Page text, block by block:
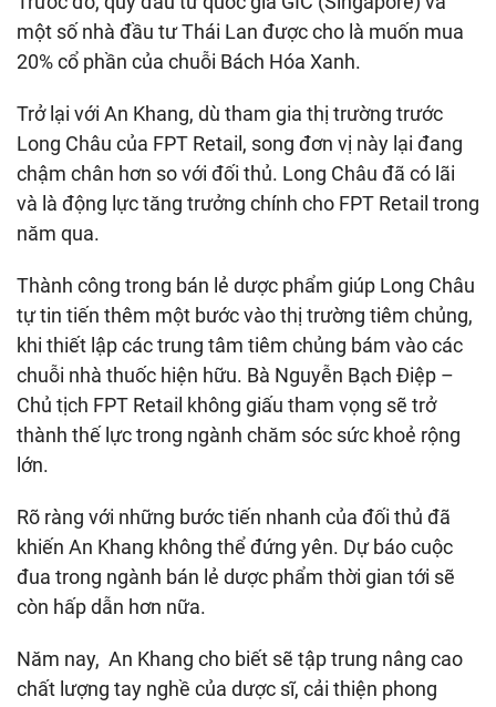
một số nhà đầu tư Thái Lan được cho là muốn mua
20% cổ phần của chuỗi Bách Hóa Xanh.
Trở lại với An Khang, dù tham gia thị trường trước
Long Châu của FPT Retail, song đơn vị này lại đang
chậm chân hơn so với đối thủ. Long Châu đã có lãi
và là động lực tăng trưởng chính cho FPT Retail trong
năm qua.
Thành công trong bán lẻ dược phẩm giúp Long Châu
tự tin tiến thêm một bước vào thị trường tiêm chủng,
khi thiết lập các trung tâm tiêm chủng bám vào các
chuỗi nhà thuốc hiện hữu. Bà Nguyễn Bạch Điệp –
Chủ tịch FPT Retail không giấu tham vọng sẽ trở
thành thế lực trong ngành chăm sóc sức khoẻ rộng
lớn.
Rõ ràng với những bước tiến nhanh của đối thủ đã
khiến An Khang không thể đứng yên. Dự báo cuộc
đua trong ngành bán lẻ dược phẩm thời gian tới sẽ
còn hấp dẫn hơn nữa.
Năm nay, An Khang cho biết sẽ tập trung nâng cao
chất lượng tay nghề của dược sĩ, cải thiện phong